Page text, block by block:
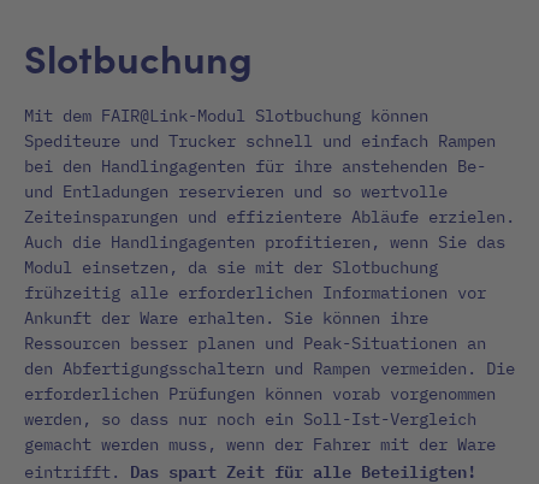
Slotbuchung
Mit dem FAIR@Link-Modul Slotbuchung können
Spediteure und Trucker schnell und einfach Rampen
bei den Handlingagenten für ihre anstehenden Be-
und Entladungen reservieren und so wertvolle
Zeiteinsparungen und effizientere Abläufe erzielen.
Auch die Handlingagenten profitieren, wenn Sie das
Modul einsetzen, da sie mit der Slotbuchung
frühzeitig alle erforderlichen Informationen vor
Ankunft der Ware erhalten. Sie können ihre
Ressourcen besser planen und Peak-Situationen an
den Abfertigungsschaltern und Rampen vermeiden. Die
erforderlichen Prüfungen können vorab vorgenommen
werden, so dass nur noch ein Soll-Ist-Vergleich
gemacht werden muss, wenn der Fahrer mit der Ware
eintrifft. Das spart Zeit für alle Beteiligten!